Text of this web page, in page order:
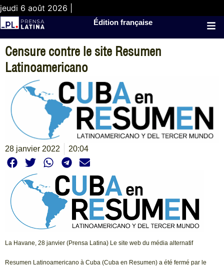
jeudi 6 août 2026 |
Édition française
Censure contre le site Resumen
Latinoamericano
28 janvier 2022 20:04
La Havane, 28 janvier (Prensa Latina) Le site web du média alternatif
Resumen Latinoamericano à Cuba (Cuba en Resumen) a été fermé par le